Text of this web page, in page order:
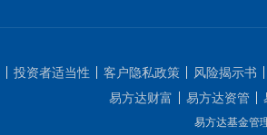
投资者适当性 客户隐私政策 风险揭示书
易方达财富
易方达资管
易方达基金管